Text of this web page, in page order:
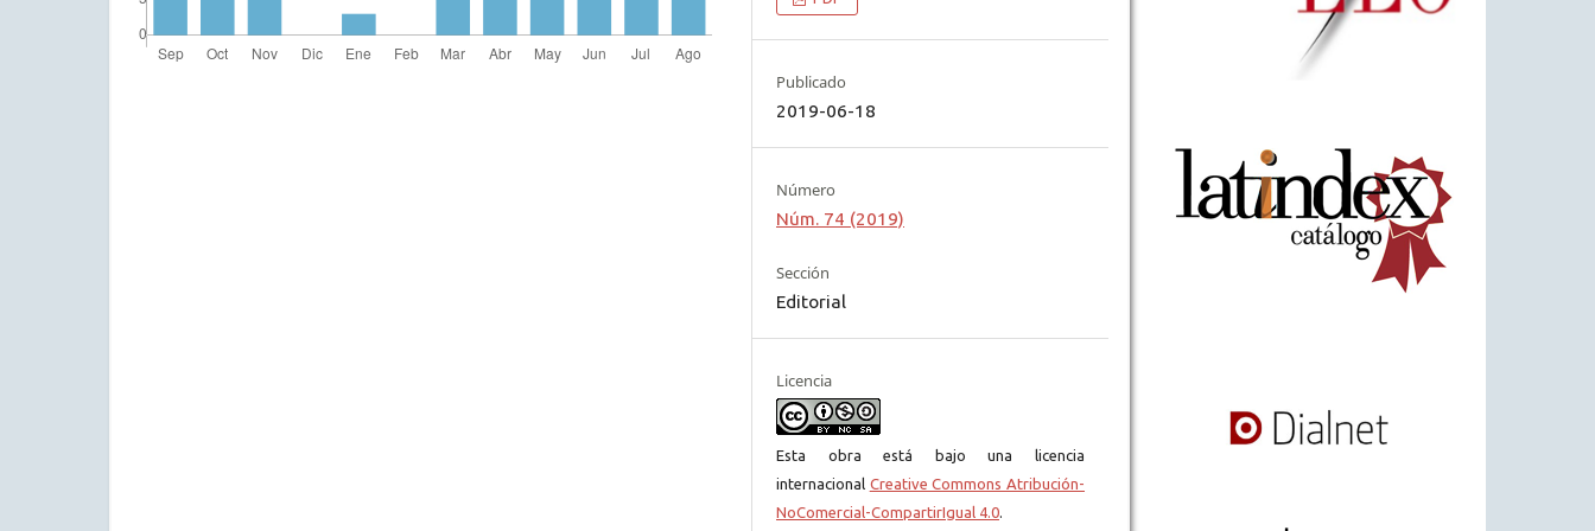
Publicado
2019-06-18
Número
Núm. 74 (2019)
Sección
Editorial
Licencia
Esta obra está bajo una licencia
internacional Creative Commons Atribución-
NoComercial-CompartirIgual 4.0.